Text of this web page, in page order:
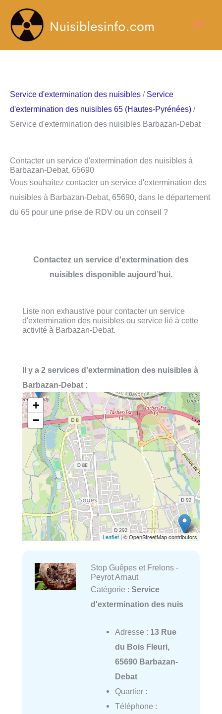
contenu
Service d'extermination des nuisibles / Service
d'extermination des nuisibles 65 (Hautes-Pyrénées) /
Service d'extermination des nuisibles Barbazan-Debat
Contacter un service d'extermination des nuisibles à
Barbazan-Debat, 65690
Vous souhaitez contacter un service d'extermination des
nuisibles à Barbazan-Debat, 65690, dans le département
du 65 pour une prise de RDV ou un conseil ?
Contactez un service d'extermination des
nuisibles disponible aujourd’hui.
Liste non exhaustive pour contacter un service
d'extermination des nuisibles ou service lié à cette
activité à Barbazan-Debat.
Il y a 2 services d'extermination des nuisibles à
Barbazan-Debat :
+
−
Leaflet | © OpenStreetMap contributors
Stop Guêpes et Frelons -
Peyrot Arnaut
Catégorie : Service
d'extermination des nuis
Adresse : 13 Rue
du Bois Fleuri,
65690 Barbazan-
Debat
Quartier :
Téléphone :